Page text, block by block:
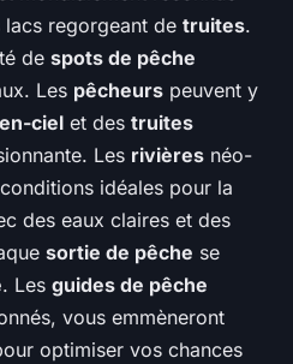
lacs regorgeant de truites.
de spots de pêche
Les pêcheurs peuvent y
ciel et des truites
Les rivières néo-
idéales pour la
des eaux claires et des
sortie de pêche se
. Les guides de pêche
vous emmèneront
optimiser vos chances